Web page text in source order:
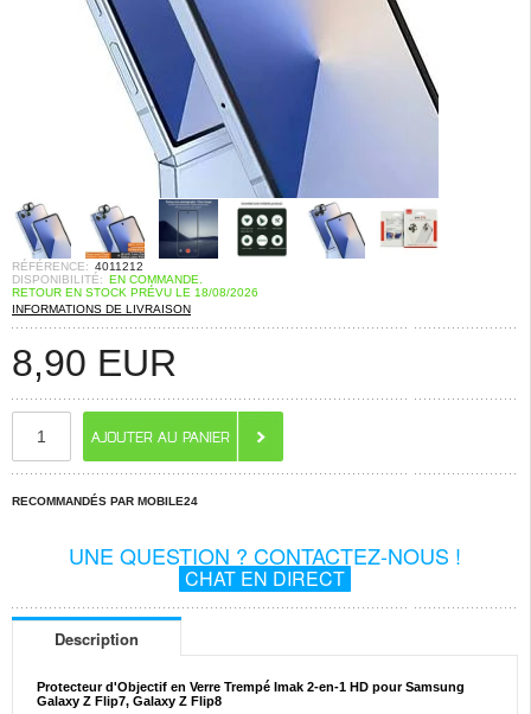
RÉFÉRENCE: 4011212
DISPONIBILITÉ: EN COMMANDE.
RETOUR EN STOCK PRÉVU LE 18/08/2026
INFORMATIONS DE LIVRAISON
8,90 EUR
RECOMMANDÉS PAR MOBILE24
UNE QUESTION ? CONTACTEZ-NOUS !
CHAT EN DIRECT
Description
Protecteur d'Objectif en Verre Trempé Imak 2-en-1 HD pour Samsung
Galaxy Z Flip7, Galaxy Z Flip8